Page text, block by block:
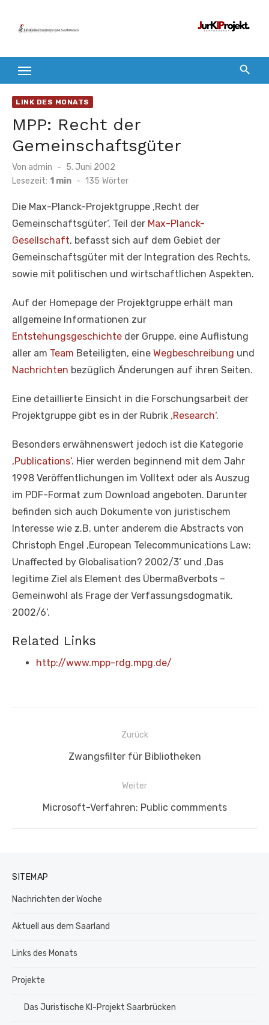
Inhalt
LINK DES MONATS
MPP: Recht der
Gemeinschaftsgüter
Von admin
Veröffentlicht
am
5. Juni 2002
Lesezeit: 1 min - 135 Wörter
Die Max-Planck-Projektgruppe ‚Recht der
Gemeinschaftsgüter‘, Teil der Max-Planck-
Gesellschaft, befasst sich auf dem Gebiet der
Gemeinschaftsgüter mit der Integration des Rechts,
sowie mit politischen und wirtschaftlichen Aspekten.
Auf der Homepage der Projektgruppe erhält man
allgemeine Informationen zur
Entstehungsgeschichte der Gruppe, eine Auflistung
aller am Team Beteiligten, eine Wegbeschreibung und
Nachrichten bezüglich Änderungen auf ihren Seiten.
Eine detaillierte Einsicht in die Forschungsarbeit der
Projektgruppe gibt es in der Rubrik ‚Research‘.
Besonders erwähnenswert jedoch ist die Kategorie
‚Publications‘. Hier werden beginnend mit dem Jahr
1998 Veröffentlichungen im Volltext oder als Auszug
im PDF-Format zum Download angeboten. Darunter
befinden sich auch Dokumente von juristischem
Interesse wie z.B. unter anderem die Abstracts von
Christoph Engel ‚European Telecommunications Law:
Unaffected by Globalisation? 2002/3‘ und ‚Das
legitime Ziel als Element des Übermaßverbots –
Gemeinwohl als Frage der Verfassungsdogmatik.
2002/6‘.
Related Links
http://www.mpp-rdg.mpg.de/
Beitragsnavigation
Zurück
Vorheriger
Zwangsfilter für Bibliotheken
Weiter
Nächster
Microsoft-Verfahren: Public commments
SITEMAP
Nachrichten der Woche
Aktuell aus dem Saarland
Links des Monats
Projekte
Das Juristische KI-Projekt Saarbrücken